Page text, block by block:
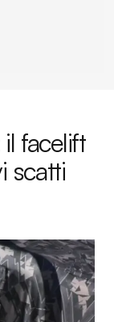
facelift
scatti